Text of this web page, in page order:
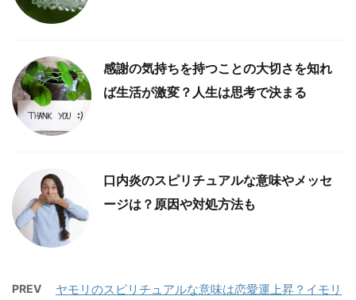
感謝の気持ちを持つことの大切さを知れ
ば生活が激変？人生は思考で決まる
口内炎のスピリチュアルな意味やメッセ
ージは？原因や対処方法も
PREV
ヤモリのスピリチュアルな意味は恋愛運上昇？イモリ